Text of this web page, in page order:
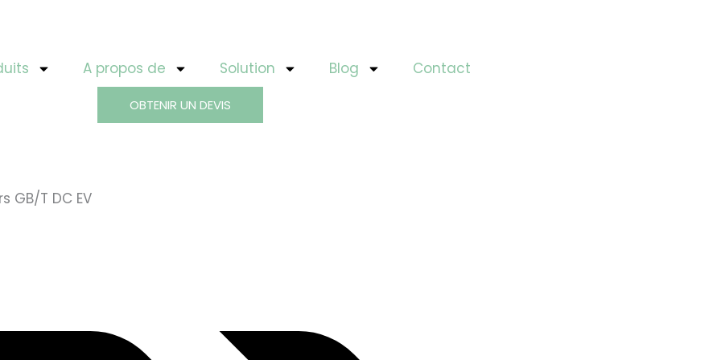
A propos de Solution Blog Contact
OBTENIR UN DEVIS
GB/T DC EV